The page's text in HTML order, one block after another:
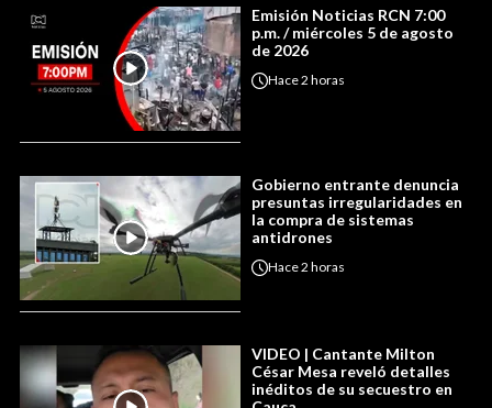
Emisión Noticias RCN 7:00
p.m. / miércoles 5 de agosto
de 2026
Hace2 horas
Gobierno entrante denuncia
presuntas irregularidades en
la compra de sistemas
antidrones
Hace2 horas
VIDEO | Cantante Milton
César Mesa reveló detalles
inéditos de su secuestro en